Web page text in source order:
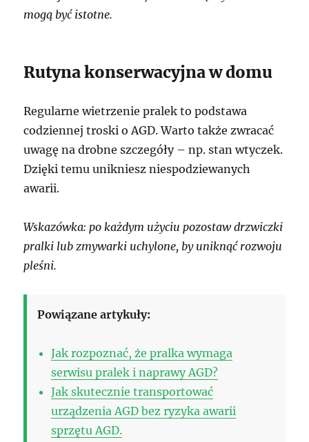
mogą być istotne.
Rutyna konserwacyjna w domu
Regularne wietrzenie pralek to podstawa
codziennej troski o AGD. Warto także zwracać
uwagę na drobne szczegóły – np. stan wtyczek.
Dzięki temu unikniesz niespodziewanych
awarii.
Wskazówka: po każdym użyciu pozostaw drzwiczki
pralki lub zmywarki uchylone, by uniknąć rozwoju
pleśni.
Powiązane artykuły:
Jak rozpoznać, że pralka wymaga
serwisu pralek i naprawy AGD?
Jak skutecznie transportować
urządzenia AGD bez ryzyka awarii
sprzętu AGD.